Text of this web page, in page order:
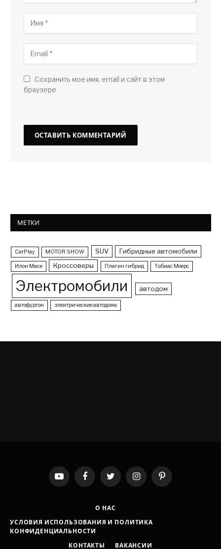
Сохранить мое имя, email и сайт в этом
браузере
МЕТКИ
CarPlay MOTOR SHOW SUV Гибридные автомобили
Илон Маск Кроссоверы Плагин гибрид Тобиас Моерс
Электромобили автодом
автофургон электрические автодома
YouTubeFacebookTwitter InstagramPinterest
О НАС
УСЛОВИЯ ИСПОЛЬЗОВАНИЯ И ПОЛИТИКА
КОНФИДЕНЦИАЛЬНОСТИ
КОНТАКТЫ
ВАКАНСИИ